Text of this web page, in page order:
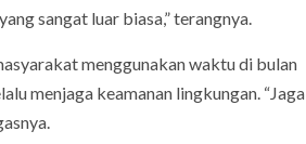
sangat luar biasa,” terangnya.
menggunakan waktu di bulan
menjaga keamanan lingkungan. “Jaga